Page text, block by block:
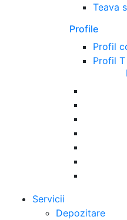
Teava
Profile
Profil
Profil T
Servicii
Depozitare